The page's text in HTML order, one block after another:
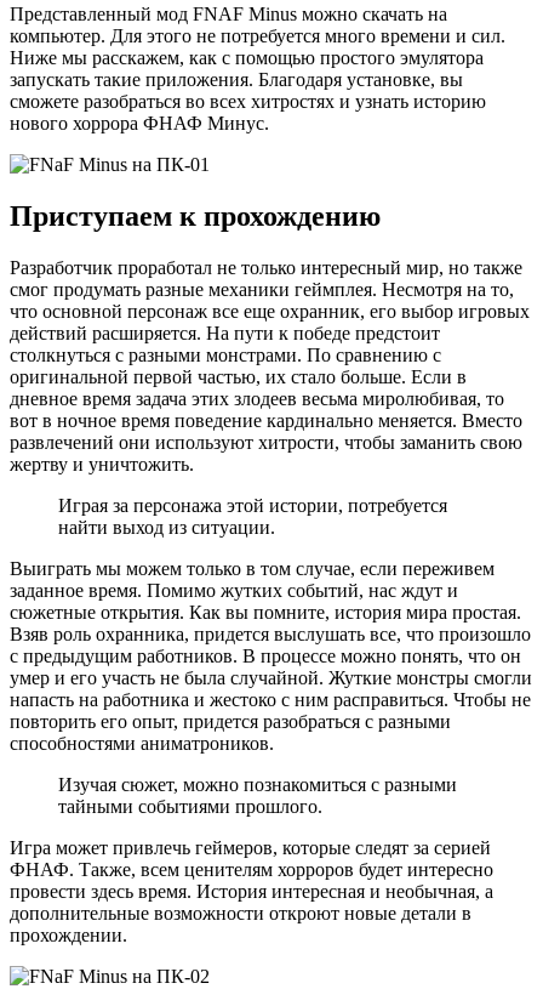
Представленный мод FNAF Minus можно скачать на
компьютер. Для этого не потребуется много времени и сил.
Ниже мы расскажем, как с помощью простого эмулятора
запускать такие приложения. Благодаря установке, вы
сможете разобраться во всех хитростях и узнать историю
нового хоррора ФНАФ Минус.
Приступаем к прохождению
Разработчик проработал не только интересный мир, но также
смог продумать разные механики геймплея. Несмотря на то,
что основной персонаж все еще охранник, его выбор игровых
действий расширяется. На пути к победе предстоит
столкнуться с разными монстрами. По сравнению с
оригинальной первой частью, их стало больше. Если в
дневное время задача этих злодеев весьма миролюбивая, то
вот в ночное время поведение кардинально меняется. Вместо
развлечений они используют хитрости, чтобы заманить свою
жертву и уничтожить.
Играя за персонажа этой истории, потребуется
найти выход из ситуации.
Выиграть мы можем только в том случае, если переживем
заданное время. Помимо жутких событий, нас ждут и
сюжетные открытия. Как вы помните, история мира простая.
Взяв роль охранника, придется выслушать все, что произошло
с предыдущим работников. В процессе можно понять, что он
умер и его участь не была случайной. Жуткие монстры смогли
напасть на работника и жестоко с ним расправиться. Чтобы не
повторить его опыт, придется разобраться с разными
способностями аниматроников.
Изучая сюжет, можно познакомиться с разными
тайными событиями прошлого.
Игра может привлечь геймеров, которые следят за серией
ФНАФ. Также, всем ценителям хорроров будет интересно
провести здесь время. История интересная и необычная, а
дополнительные возможности откроют новые детали в
прохождении.